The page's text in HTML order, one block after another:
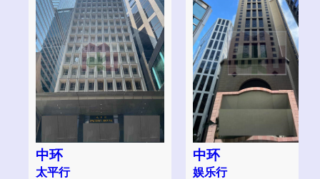
中环
太平行
中环
娱乐行